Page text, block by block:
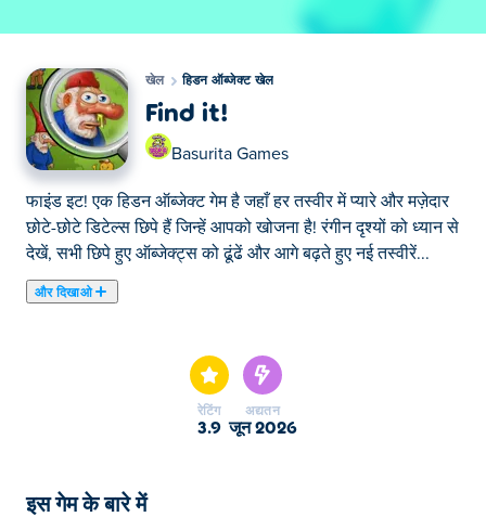
खेल हिडन ऑब्जेक्ट खेल
Find it!
Basurita Games
फाइंड इट! एक हिडन ऑब्जेक्ट गेम है जहाँ हर तस्वीर में प्यारे और मज़ेदार
छोटे-छोटे डिटेल्स छिपे हैं जिन्हें आपको खोजना है! रंगीन दृश्यों को ध्यान से
देखें, सभी छिपे हुए ऑब्जेक्ट्स को ढूंढें और आगे बढ़ते हुए नई तस्वीरें...
और दिखाओ
देखें, सभी छिपे हुए ऑब्जेक्ट्स को ढूंढें और आगे बढ़ते हुए नई तस्वीरें
अनलॉक करें। किसी मुश्किल डिटेल पर अटक गए हैं? खोज जारी रखने
के लिए उपयोगी हिंट्स का इस्तेमाल करें। ध्यान से देखें और पता लगाएं कि
Find it! कैसे खेलें?
रेटिंग
3.9
अद्यतन
जून 2026
इस गेम के बारे में